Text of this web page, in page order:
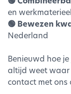
en
🟢 Bewezen
Nederland
Benieuwd hoe
altijd weet waar
contact met ons